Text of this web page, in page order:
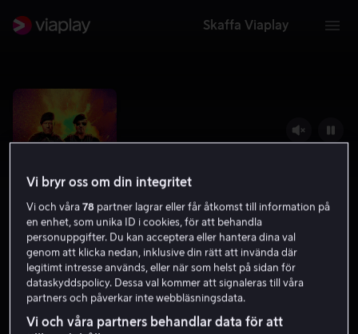
Skaffa Viaplay
The Expendables 4
Vi bryr oss om din integritet
Vi och våra78 partner lagrar eller får åtkomst till information på
en enhet, som unika ID i cookies, för att behandla
personuppgifter. Du kan acceptera eller hantera dina val
genom att klicka nedan, inklusive din rätt att invända där
legitimt intresse används, eller när som helst på sidan för
dataskyddspolicy. Dessa val kommer att signaleras till våra
partners och påverkar inte webbläsningsdata.
Vi och våra partners behandlar data för att